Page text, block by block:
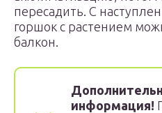
пересадить. С
горшок с растением
балкон.
информация!